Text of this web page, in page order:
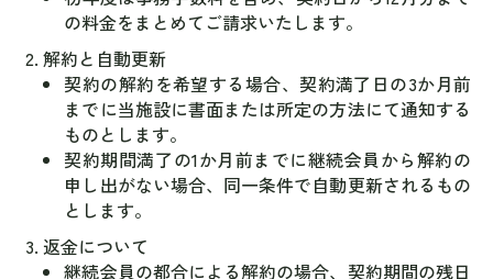
の料金をまとめてご請求いたします。
解約と自動更新
契約の解約を希望する場合、契約満了日の3か月前
までに当施設に書面または所定の方法にて通知する
ものとします。
契約期間満了の1か月前までに継続会員から解約の
申し出がない場合、同一条件で自動更新されるもの
とします。
返金について
継続会員の都合による解約の場合、契約期間の残日